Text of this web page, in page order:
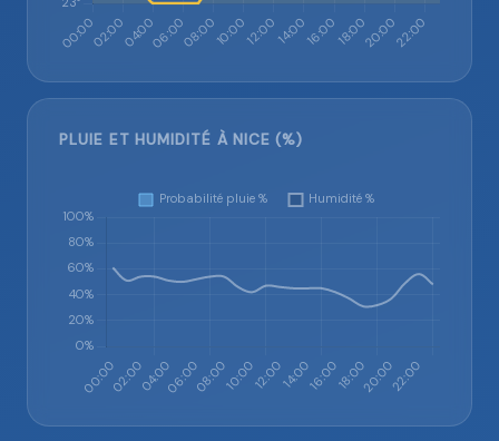
PLUIE ET HUMIDITÉ À NICE (%)